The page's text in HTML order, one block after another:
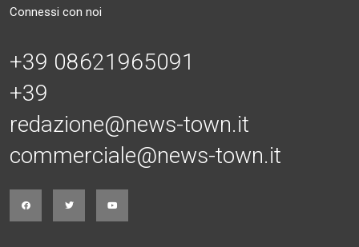
Connessi con noi
+39 08621965091
+39
redazione@news-town.it
commerciale@news-town.it